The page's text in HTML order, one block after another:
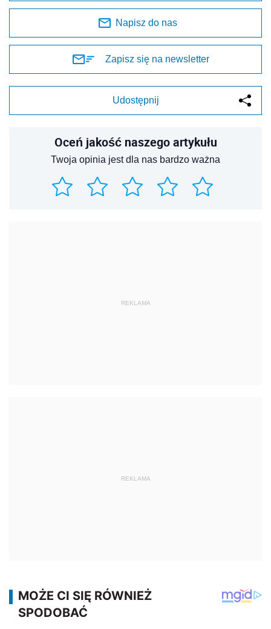
Napisz do nas
Zapisz się na newsletter
Udostępnij
Oceń jakość naszego artykułu
Twoja opinia jest dla nas bardzo ważna
REKLAMA
REKLAMA